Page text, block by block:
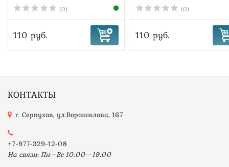
(0)
110 руб.
(0)
110 руб.
КОНТАКТЫ
г. Серпухов, ул.Ворошилова, 167
+7-977-329-12-08
На связи: Пн—Вс 10:00—19:00